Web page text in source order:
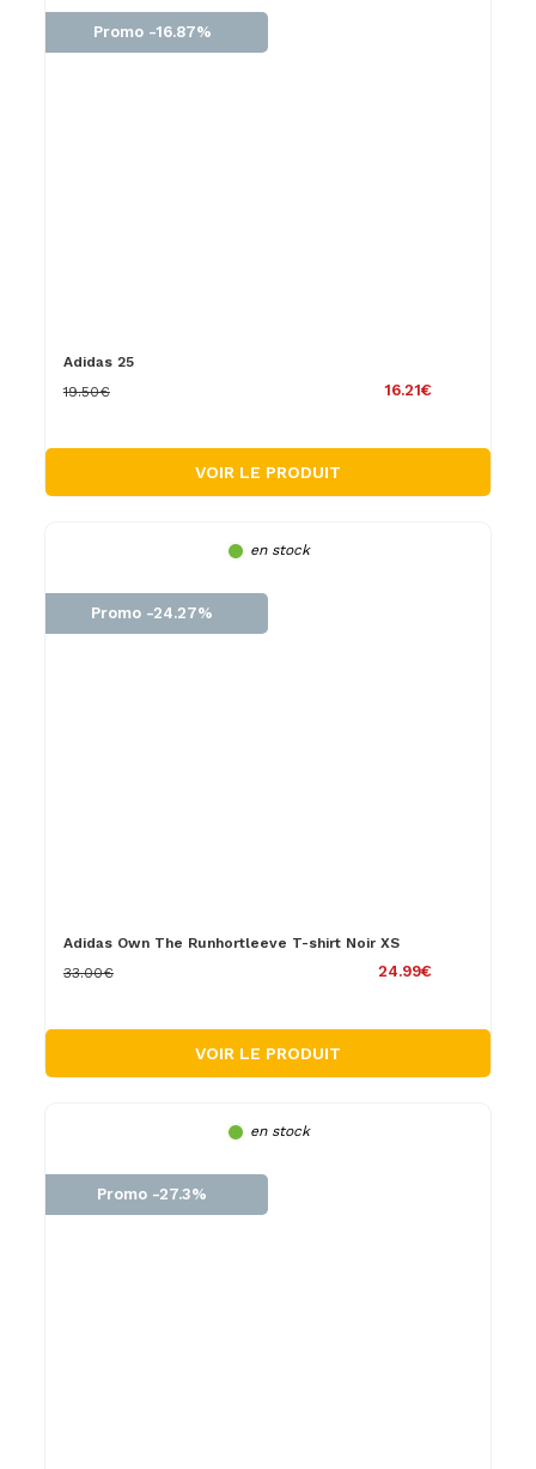
Promo -16.87%
Adidas 25
16.21€
19.50€
VOIR LE PRODUIT
en stock
Promo -24.27%
Adidas Own The Runhortleeve T-shirt Noir XS
24.99€
33.00€
VOIR LE PRODUIT
en stock
Promo -27.3%